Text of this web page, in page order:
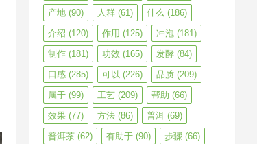
产地 (90) 人群 (61) 什么 (186)
介绍 (120) 作用 (125) 冲泡 (181)
制作 (181) 功效 (165) 发酵 (84)
口感 (285) 可以 (226) 品质 (209)
属于 (99) 工艺 (209) 帮助 (66)
效果 (77) 方法 (86) 普洱 (69)
普洱茶 (62) 有助于 (90) 步骤 (66)